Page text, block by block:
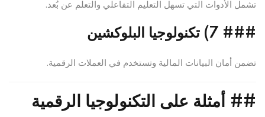
تشمل الأدوات التي تسهل التعليم التفاعلي والتعلم عن بُعد.
### 7) تكنولوجيا البلوكشين
تضمن أمان البيانات المالية وتستخدم في العملات الرقمية.
## أمثلة على التكنولوجيا الرقمية